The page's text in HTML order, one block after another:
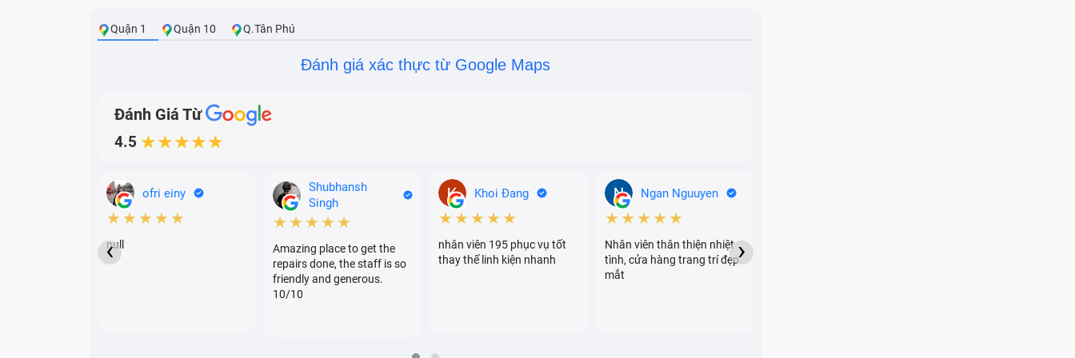
không sử dụng tác vụ nặng là dấu hiệu cho thấy pin bị chai, hỏng.
Tự động sập nguồn mặc dù còn pin:
khi chức năng quản lý năng lượng của pin đã gặp vấn đề.
Quận 1 Quận 10 Q.Tân Phú
Đánh giá xác thực từ Google Maps
Đánh Giá Từ
4.5 ★★★★★
ofri einy
★★★★★
null
Shubhansh
Singh
★★★★★
Amazing place to get the
repairs done, the staff is so
friendly and generous.
10/10
Khoi Đang
★★★★★
nhân viên 195 phục vụ tốt
thay thế linh kiện nhanh
Ngan Nguuyen
★★★★★
Nhân viên thân thiện nhiệt
tình, cửa hàng trang trí đẹp
mắt
‹ ›